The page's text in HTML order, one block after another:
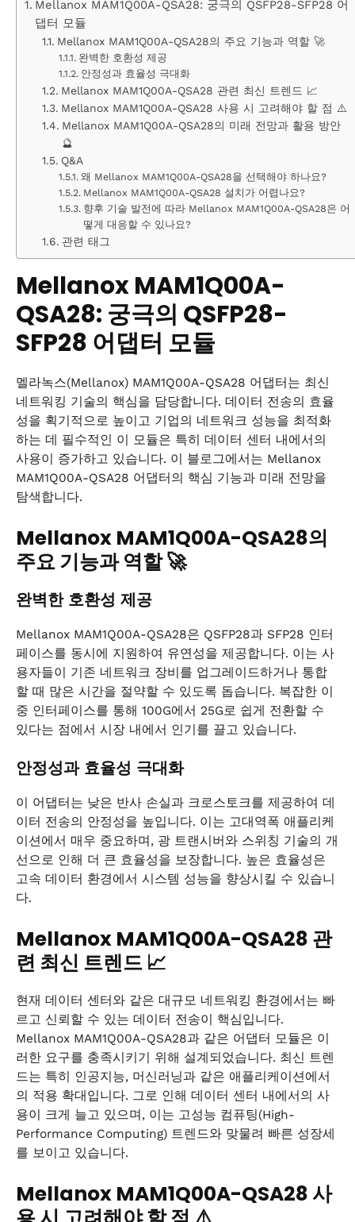
Mellanox MAM1Q00A-QSA28: 궁극의 QSFP28-SFP28 어
댑터 모듈
Mellanox MAM1Q00A-QSA28의 주요 기능과 역할 🚀
완벽한 호환성 제공
안정성과 효율성 극대화
Mellanox MAM1Q00A-QSA28 관련 최신 트렌드 📈
Mellanox MAM1Q00A-QSA28 사용 시 고려해야 할 점 ⚠️
Mellanox MAM1Q00A-QSA28의 미래 전망과 활용 방안
🔮
Q&A
왜 Mellanox MAM1Q00A-QSA28을 선택해야 하나요?
Mellanox MAM1Q00A-QSA28 설치가 어렵나요?
향후 기술 발전에 따라 Mellanox MAM1Q00A-QSA28은 어
떻게 대응할 수 있나요?
관련 태그
Mellanox MAM1Q00A-
QSA28: 궁극의 QSFP28-
SFP28 어댑터 모듈
멜라녹스(Mellanox) MAM1Q00A-QSA28 어댑터는 최신
네트워킹 기술의 핵심을 담당합니다. 데이터 전송의 효율
성을 획기적으로 높이고 기업의 네트워크 성능을 최적화
하는 데 필수적인 이 모듈은 특히 데이터 센터 내에서의
사용이 증가하고 있습니다. 이 블로그에서는 Mellanox
MAM1Q00A-QSA28 어댑터의 핵심 기능과 미래 전망을
탐색합니다.
Mellanox MAM1Q00A-QSA28의
주요 기능과 역할 🚀
완벽한 호환성 제공
Mellanox MAM1Q00A-QSA28은 QSFP28과 SFP28 인터
페이스를 동시에 지원하여 유연성을 제공합니다. 이는 사
용자들이 기존 네트워크 장비를 업그레이드하거나 통합
할 때 많은 시간을 절약할 수 있도록 돕습니다. 복잡한 이
중 인터페이스를 통해 100G에서 25G로 쉽게 전환할 수
있다는 점에서 시장 내에서 인기를 끌고 있습니다.
안정성과 효율성 극대화
이 어댑터는 낮은 반사 손실과 크로스토크를 제공하여 데
이터 전송의 안정성을 높입니다. 이는 고대역폭 애플리케
이션에서 매우 중요하며, 광 트랜시버와 스위칭 기술의 개
선으로 인해 더 큰 효율성을 보장합니다. 높은 효율성은
고속 데이터 환경에서 시스템 성능을 향상시킬 수 있습니
다.
Mellanox MAM1Q00A-QSA28 관
련 최신 트렌드 📈
현재 데이터 센터와 같은 대규모 네트워킹 환경에서는 빠
르고 신뢰할 수 있는 데이터 전송이 핵심입니다.
Mellanox MAM1Q00A-QSA28과 같은 어댑터 모듈은 이
러한 요구를 충족시키기 위해 설계되었습니다. 최신 트렌
드는 특히 인공지능, 머신러닝과 같은 애플리케이션에서
의 적용 확대입니다. 그로 인해 데이터 센터 내에서의 사
용이 크게 늘고 있으며, 이는 고성능 컴퓨팅(High-
Performance Computing) 트렌드와 맞물려 빠른 성장세
를 보이고 있습니다.
Mellanox MAM1Q00A-QSA28 사